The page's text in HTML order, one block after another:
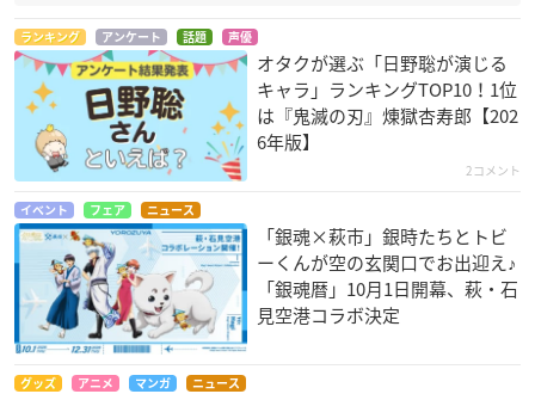
ランキング アンケート 話題 声優
オタクが選ぶ「日野聡が演じる
キャラ」ランキングTOP10！1位
は『鬼滅の刃』煉󠄁獄杏寿郎【202
6年版】
2コメント
イベント フェア ニュース
「銀魂×萩市」銀時たちとトビ
ーくんが空の玄関口でお出迎え♪
「銀魂暦」10月1日開幕、萩・石
見空港コラボ決定
グッズ アニメ マンガ ニュース